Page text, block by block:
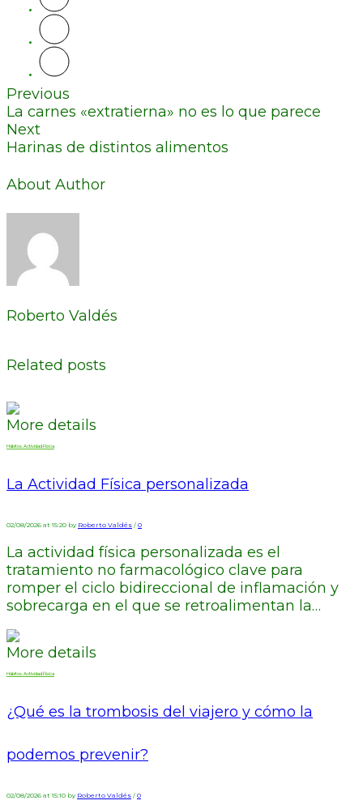
Previous
La carnes «extratierna» no es lo que parece
Next
Harinas de distintos alimentos
About Author
Roberto Valdés
Related posts
More details
Hábitos. Actividad Física
La Actividad Física personalizada
02/08/2026 at 15:20 by Roberto Valdés / 0
La actividad física personalizada es el
tratamiento no farmacológico clave para
romper el ciclo bidireccional de inflamación y
sobrecarga en el que se retroalimentan la…
More details
Hábitos. Actividad Física
¿Qué es la trombosis del viajero y cómo la
podemos prevenir?
02/08/2026 at 15:10 by Roberto Valdés / 0